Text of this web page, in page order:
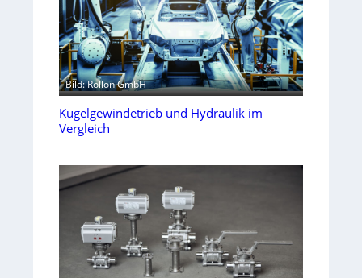
Bild: Rollon GmbH
Kugelgewindetrieb und Hydraulik im
Vergleich